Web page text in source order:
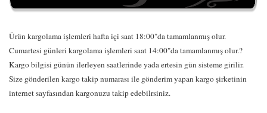
Ürün kargolama işlemleri hafta içi saat 18:00"da tamamlanmış olur.
Cumartesi günleri kargolama işlemleri saat 14:00"da tamamlanmış olur.?
Kargo bilgisi günün ilerleyen saatlerinde yada ertesin gün sisteme girilir.
Size gönderilen kargo takip numarası ile gönderim yapan kargo şirketinin
internet sayfasından kargonuzu takip edebilrsiniz.